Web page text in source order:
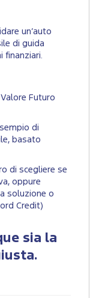
un’auto
di guida
Futuro
di
basato
di scegliere se
oppure
soluzione o
Credit)
sia la